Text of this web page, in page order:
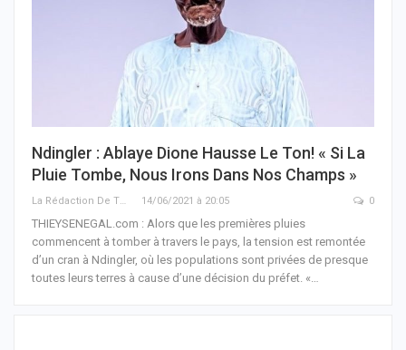
Ndingler : Ablaye Dione Hausse Le Ton! « Si La
Pluie Tombe, Nous Irons Dans Nos Champs »
14/06/2021 à 20:05 0
THIEYSENEGAL.com : Alors que les premières pluies
commencent à tomber à travers le pays, la tension est remontée
d’un cran à Ndingler, où les populations sont privées de presque
toutes leurs terres à cause d’une décision du préfet. «…